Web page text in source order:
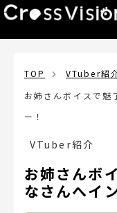
TOP
VTuber紹
お姉さんボイスで魅
ー！
VTuber紹介
お姉さんボ
なさんへイ